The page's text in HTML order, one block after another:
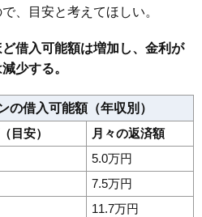
、目安と考えてほしい。
借入可能額は増加し、金利が
少する。
借入可能額（年収別）
目安）
月々の返済額
5.0万円
7.5万円
11.7万円